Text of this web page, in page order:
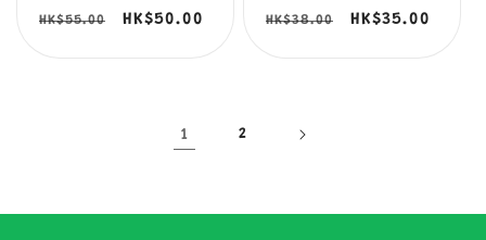
定
HK$55.00
售
HK$50.00
定
HK$38.00
售
HK$35.00
1 2